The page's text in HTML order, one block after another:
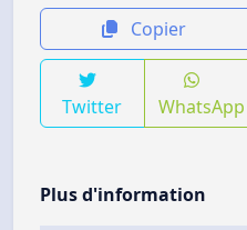
Copier
Twitter WhatsApp
Plus d'information